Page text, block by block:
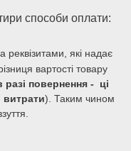
способи оплати:
реквізитами, які надає
вартості товару
разі повернення - ці
витрати). Таким чином